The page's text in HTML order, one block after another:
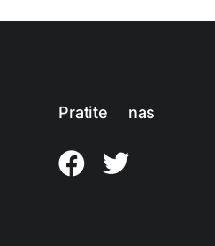
Pratite nas